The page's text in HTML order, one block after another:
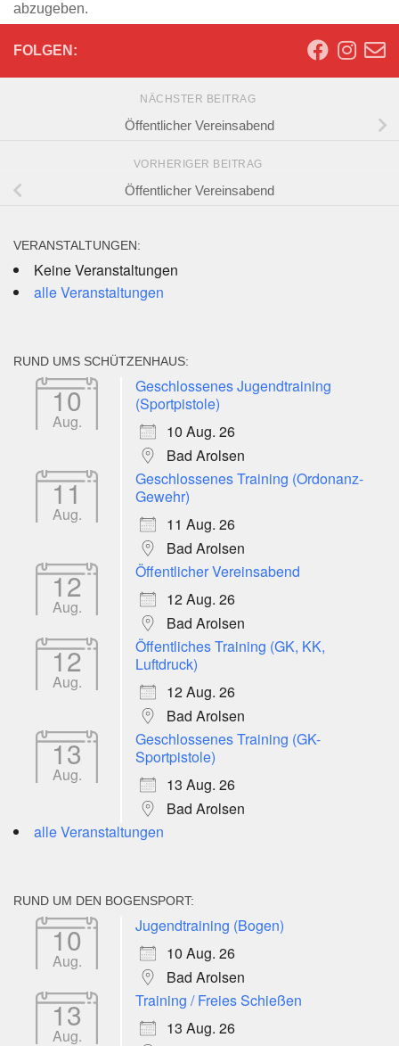
abzugeben.
FOLGEN:
NÄCHSTER BEITRAG
Öffentlicher Vereinsabend
VORHERIGER BEITRAG
Öffentlicher Vereinsabend
VERANSTALTUNGEN:
Keine Veranstaltungen
alle Veranstaltungen
RUND UMS SCHÜTZENHAUS:
10
Aug.
Geschlossenes Jugendtraining
(Sportpistole)
10 Aug. 26
Bad Arolsen
11
Aug.
Geschlossenes Training (Ordonanz-
Gewehr)
11 Aug. 26
Bad Arolsen
12
Aug.
Öffentlicher Vereinsabend
12 Aug. 26
Bad Arolsen
12
Aug.
Öffentliches Training (GK, KK,
Luftdruck)
12 Aug. 26
Bad Arolsen
13
Aug.
Geschlossenes Training (GK-
Sportpistole)
13 Aug. 26
Bad Arolsen
alle Veranstaltungen
RUND UM DEN BOGENSPORT:
10
Aug.
Jugendtraining (Bogen)
10 Aug. 26
Bad Arolsen
13
Aug.
Training / Freies Schießen
13 Aug. 26